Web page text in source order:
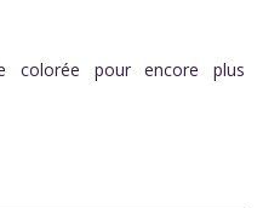
colorée pour encore plus